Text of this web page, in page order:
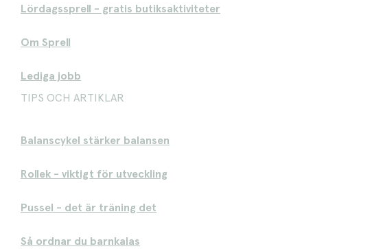
Lördagssprell - gratis butiksaktiviteter
Om Sprell
Lediga jobb
TIPS OCH ARTIKLAR
Balanscykel stärker balansen
Rollek - viktigt för utveckling
Pussel - det är träning det
Så ordnar du barnkalas